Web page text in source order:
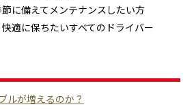
に備えてメンテナンスしたい方
適に保ちたいすべてのドライバー
ルが増えるのか？